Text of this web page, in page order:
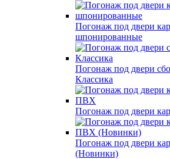
Погонаж под двери
шпонированные
Погонаж под двери
Классика
Погонаж под двери
Погонаж под двери
(Новинки)